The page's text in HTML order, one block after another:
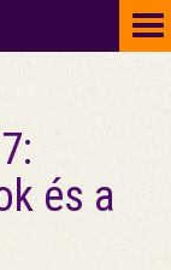
és a